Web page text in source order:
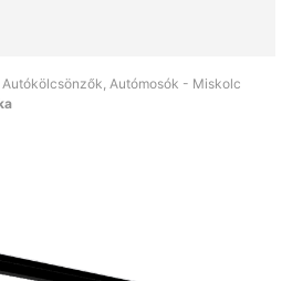
Autómosók - Miskolc